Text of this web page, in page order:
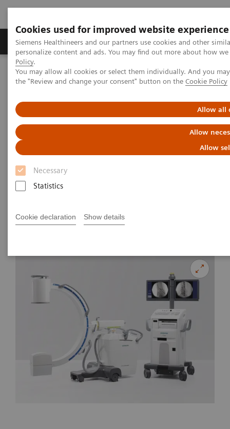
Cookies used for improved website experience
Siemens Healthineers and our partners use cookies and other
personalize content and ads. You may find out more about how
Policy.
You may allow all cookies or select them individually. And you
the "Review and change your consent" button on the Cookie Policy
Allow all
Allow
Allow
Necessary
Statistics
Cookie declaration Show details
Produits & services Domaines cliniques
Home Imagerie médicale
Arceaux chirurgicaux mobiles
Arceaux chirurgicaux mobiles aperçu
Cios Connect
Cios Connect
Fiabilité chirurgicale au quotidien